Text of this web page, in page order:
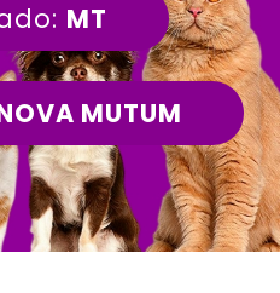
MT
MUTUM